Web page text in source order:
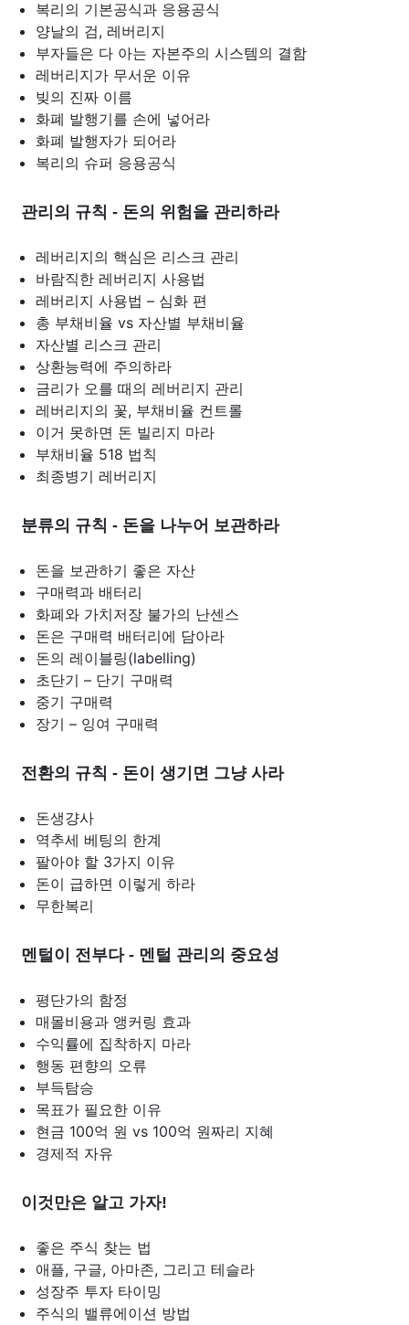
복리의 기본공식과 응용공식
양날의 검, 레버리지
부자들은 다 아는 자본주의 시스템의 결함
레버리지가 무서운 이유
빚의 진짜 이름
화폐 발행기를 손에 넣어라
화폐 발행자가 되어라
복리의 슈퍼 응용공식
관리의 규칙 - 돈의 위험을 관리하라
레버리지의 핵심은 리스크 관리
바람직한 레버리지 사용법
레버리지 사용법 – 심화 편
총 부채비율 vs 자산별 부채비율
자산별 리스크 관리
상환능력에 주의하라
금리가 오를 때의 레버리지 관리
레버리지의 꽃, 부채비율 컨트롤
이거 못하면 돈 빌리지 마라
부채비율 518 법칙
최종병기 레버리지
분류의 규칙 - 돈을 나누어 보관하라
돈을 보관하기 좋은 자산
구매력과 배터리
화폐와 가치저장 불가의 난센스
돈은 구매력 배터리에 담아라
돈의 레이블링(labelling)
초단기 – 단기 구매력
중기 구매력
장기 – 잉여 구매력
전환의 규칙 - 돈이 생기면 그냥 사라
돈생걍사
역추세 베팅의 한계
팔아야 할 3가지 이유
돈이 급하면 이렇게 하라
무한복리
멘털이 전부다 - 멘털 관리의 중요성
평단가의 함정
매몰비용과 앵커링 효과
수익률에 집착하지 마라
행동 편향의 오류
부득탐승
목표가 필요한 이유
현금 100억 원 vs 100억 원짜리 지혜
경제적 자유
이것만은 알고 가자!
좋은 주식 찾는 법
애플, 구글, 아마존, 그리고 테슬라
성장주 투자 타이밍
주식의 밸류에이션 방법